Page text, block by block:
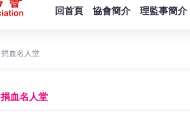
回首頁 協會簡介 理監事簡介
捐血名人堂
捐血名人堂